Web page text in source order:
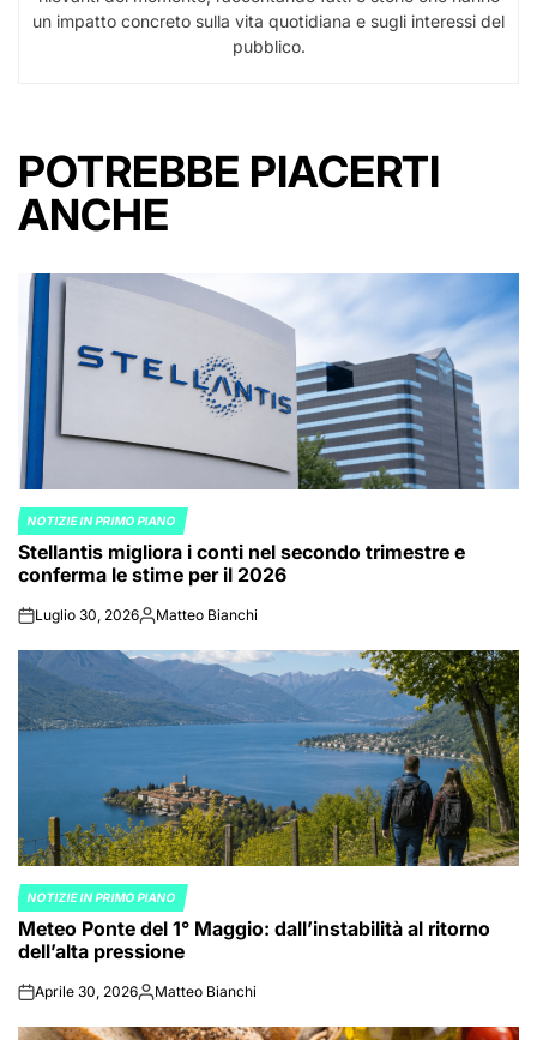
un impatto concreto sulla vita quotidiana e sugli interessi del
pubblico.
POTREBBE PIACERTI
ANCHE
POSTED
IN
NOTIZIE IN PRIMO PIANO
Stellantis migliora i conti nel secondo trimestre e
conferma le stime per il 2026
onLuglio 30, 2026Posted
Matteo Bianchi
POSTED
IN
NOTIZIE IN PRIMO PIANO
Meteo Ponte del 1° Maggio: dall’instabilità al ritorno
dell’alta pressione
onAprile 30, 2026Posted
Matteo Bianchi